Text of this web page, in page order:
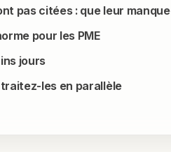
pas citées : que leur
pour les PME
jours
les en parallèle